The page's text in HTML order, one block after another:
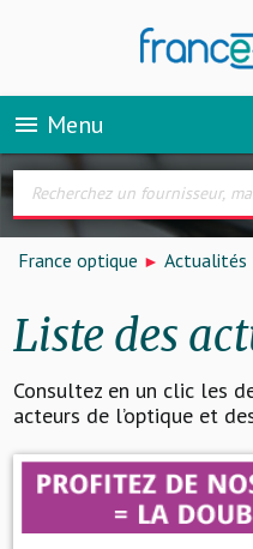
menu Menu
France optique Actualités
Liste des
Consultez en un clic les
acteurs de l’optique et